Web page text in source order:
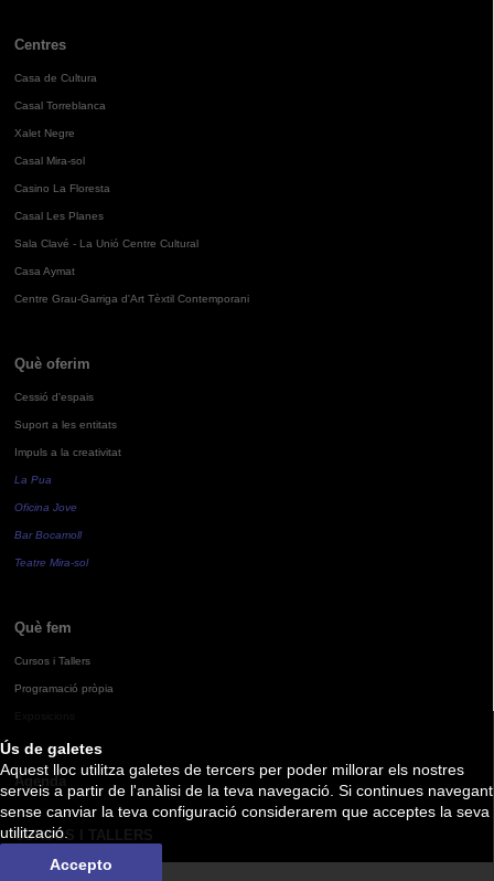
Ús de galetes
Aquest lloc utilitza galetes de tercers per poder millorar els nostres
serveis a partir de l'anàlisi de la teva navegació. Si continues navegant
sense canviar la teva configuració considerarem que acceptes la seva
utilització.
Accepto
Centres
Casa de Cultura
Casal Torreblanca
Xalet Negre
Casal Mira-sol
Casino La Floresta
Casal Les Planes
Sala Clavé - La Unió Centre Cultural
Casa Aymat
Centre Grau-Garriga d'Art Tèxtil Contemporani
Què oferim
Cessió d'espais
Suport a les entitats
Impuls a la creativitat
La Pua
Oficina Jove
Bar Bocamoll
Teatre Mira-sol
Què fem
Cursos i Tallers
Programació pròpia
Agenda
CURSOS I TALLERS